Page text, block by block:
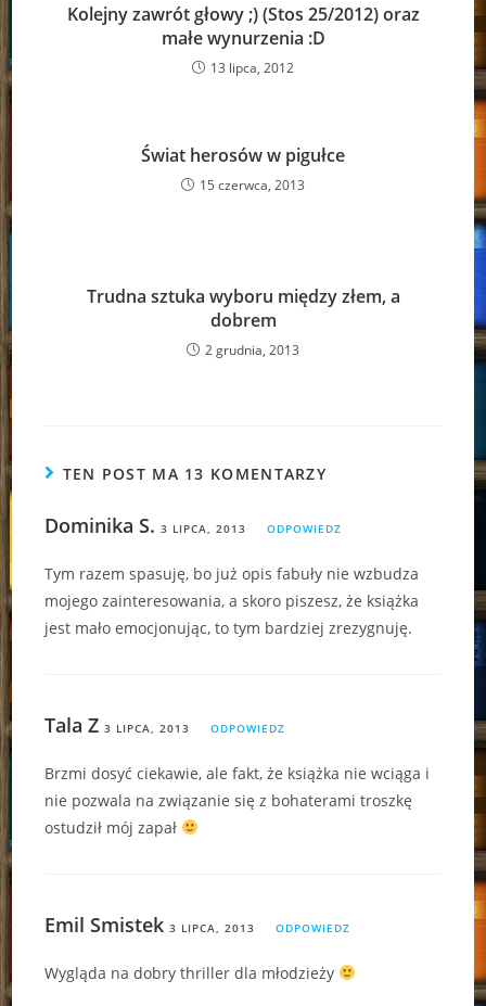
Kolejny zawrót głowy ;) (Stos 25/2012) oraz
małe wynurzenia :D
13 lipca, 2012
Świat herosów w pigułce
15 czerwca, 2013
Trudna sztuka wyboru między złem, a
dobrem
2 grudnia, 2013
TEN POST MA 13 KOMENTARZY
Dominika S. 3 LIPCA, 2013 ODPOWIEDZ
Tym razem spasuję, bo już opis fabuły nie wzbudza
mojego zainteresowania, a skoro piszesz, że książka
jest mało emocjonując, to tym bardziej zrezygnuję.
Tala Z 3 LIPCA, 2013 ODPOWIEDZ
Brzmi dosyć ciekawie, ale fakt, że książka nie wciąga i
nie pozwala na związanie się z bohaterami troszkę
ostudził mój zapał
Emil Smistek 3 LIPCA, 2013 ODPOWIEDZ
Wygląda na dobry thriller dla młodzieży